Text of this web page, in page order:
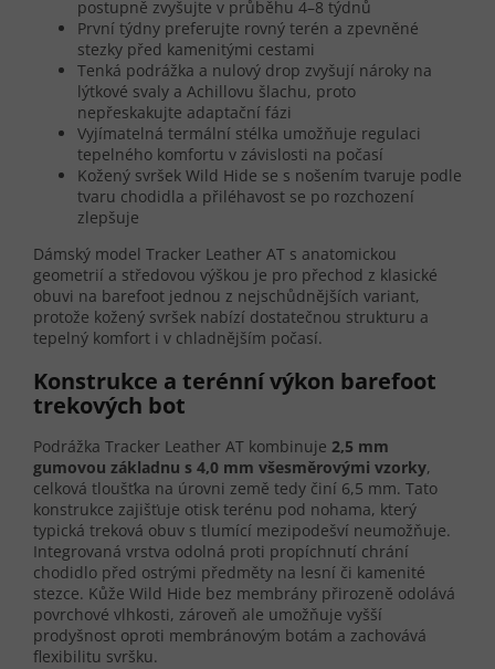
postupně zvyšujte v průběhu 4–8 týdnů
První týdny preferujte rovný terén a zpevněné
stezky před kamenitými cestami
Tenká podrážka a nulový drop zvyšují nároky na
lýtkové svaly a Achillovu šlachu, proto
nepřeskakujte adaptační fázi
Vyjímatelná termální stélka umožňuje regulaci
tepelného komfortu v závislosti na počasí
Kožený svršek Wild Hide se s nošením tvaruje podle
tvaru chodidla a přiléhavost se po rozchození
zlepšuje
Dámský model Tracker Leather AT s anatomickou
geometrií a středovou výškou je pro přechod z klasické
obuvi na barefoot jednou z nejschůdnějších variant,
protože kožený svršek nabízí dostatečnou strukturu a
tepelný komfort i v chladnějším počasí.
Konstrukce a terénní výkon barefoot
trekových bot
Podrážka Tracker Leather AT kombinuje 2,5 mm
gumovou základnu s 4,0 mm všesměrovými vzorky,
celková tloušťka na úrovni země tedy činí 6,5 mm. Tato
konstrukce zajišťuje otisk terénu pod nohama, který
typická treková obuv s tlumící mezipodešví neumožňuje.
Integrovaná vrstva odolná proti propíchnutí chrání
chodidlo před ostrými předměty na lesní či kamenité
stezce. Kůže Wild Hide bez membrány přirozeně odolává
povrchové vlhkosti, zároveň ale umožňuje vyšší
prodyšnost oproti membránovým botám a zachovává
flexibilitu svršku.